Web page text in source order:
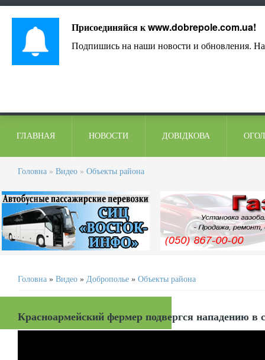
ГЛАВНАЯ НОВОСТИ ДОВІДКОВА
Головна » Видео » Объекты района
Головна » Видео » Доброполье » Объекты района
Красноармейский фермер подвергся нападению в
Присоединяйся кwww.dobrepole.com.ua!
Подпишись на наши новости и обновления.